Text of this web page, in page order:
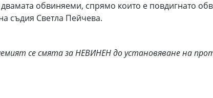
обвиняеми, спрямо които е повдигнато
съдия Светла Пейчева.
се смята за НЕВИНЕН до установяване на